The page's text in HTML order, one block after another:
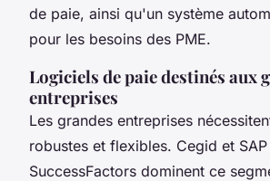
de paie, ainsi qu'un système
pour les besoins des PME.
Logiciels de paie destinés aux
entreprises
Les grandes entreprises
robustes et flexibles. Cegid et SAP
SuccessFactors dominent ce